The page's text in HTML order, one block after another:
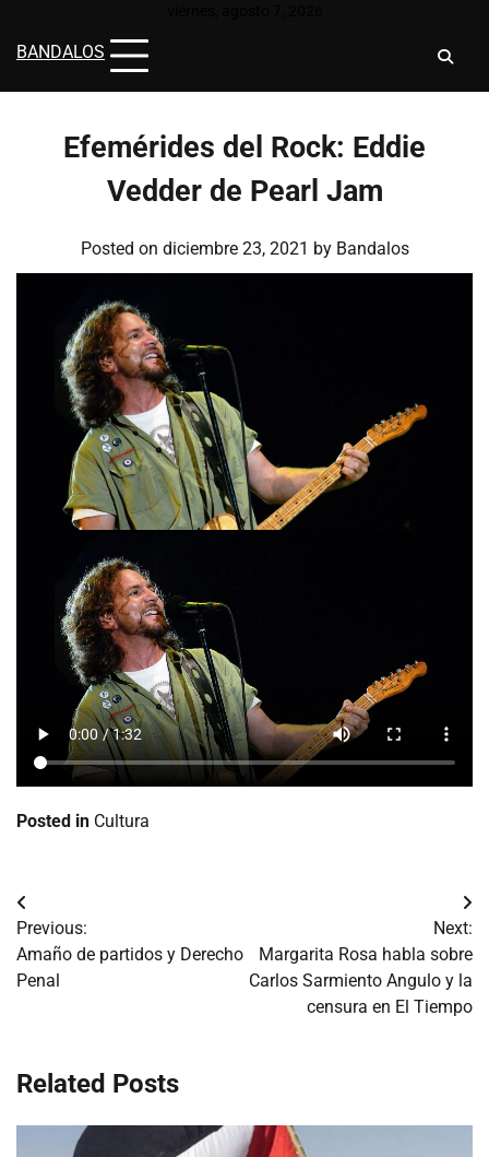
content
BANDALOS
Efemérides del Rock: Eddie
Vedder de Pearl Jam
Posted on diciembre 23, 2021 by Bandalos
Posted in Cultura
Navegación
de
entradas
Previous:
Amaño de partidos y Derecho
Penal
Next:
Margarita Rosa habla sobre
Carlos Sarmiento Angulo y la
censura en El Tiempo
Related Posts